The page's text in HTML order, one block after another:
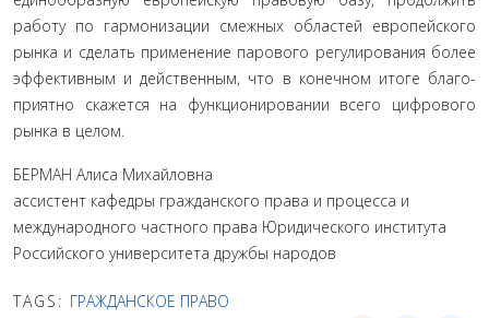
работу по гармонизации смежных областей европейского
рынка и сделать применение парового регулирования более
эффективным и действенным, что в конечном итоге благо­
приятно скажется на функционировании всего цифрового
рынка в целом.
БЕРМАН Алиса Михайловна
ассистент кафедры гражданского права и процесса и
международного частного права Юридического института
Российского университета дружбы народов
TAGS: ГРАЖДАНСКОЕ ПРАВО